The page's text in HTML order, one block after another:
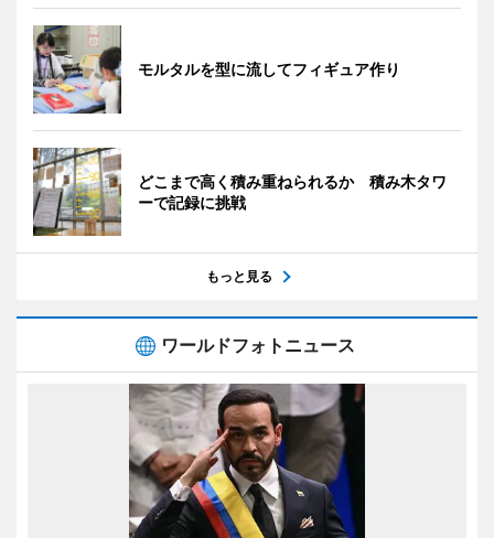
モルタルを型に流してフィギュア作り
どこまで高く積み重ねられるか 積み木タワ
ーで記録に挑戦
もっと見る
ワールドフォトニュース